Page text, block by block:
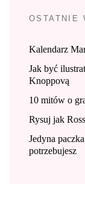
OSTATNIE
Kalendarz
Jak być
Knoppovą
10 mitów o
Rysuj jak
Jedyna
potrzebujesz